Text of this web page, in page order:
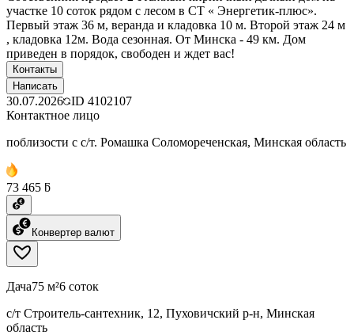
участке 10 соток рядом с лесом в СТ « Энергетик-плюс».
Первый этаж 36 м, веранда и кладовка 10 м. Второй этаж 24 м
, кладовка 12м. Вода сезонная. От Минска - 49 км. Дом
приведен в порядок, свободен и ждет вас!
Контакты
Написать
30.07.2026 ID 4102107
Контактное лицо
поблизости с с/т. Ромашка Соломореченская, Минская область
73 465 ƃ
Конвертер валют
Дача75 м²6 соток
с/т Строитель-сантехник, 12, Пуховичский р-н, Минская
область